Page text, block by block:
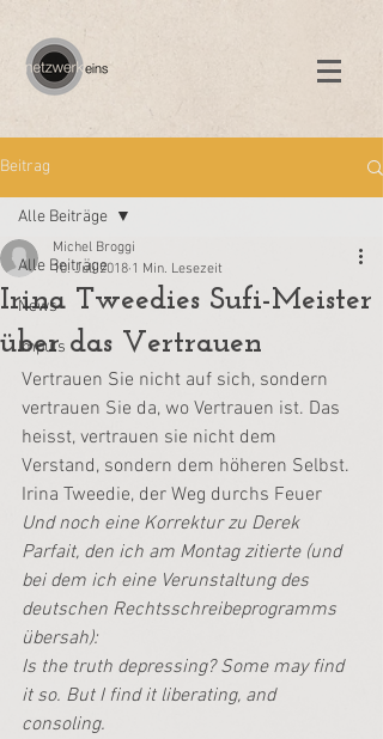
Beitrag
Alle Beiträge
News
Impuls
Alle Beiträge
Irina Tweedies Sufi-Meister
über das Vertrauen
Michel Broggi
10. Juli 2018 1 Min. Lesezeit
Vertrauen Sie nicht auf sich, sondern
vertrauen Sie da, wo Vertrauen ist. Das
heisst, vertrauen sie nicht dem
Verstand, sondern dem höheren Selbst.
Irina Tweedie, der Weg durchs Feuer
Und noch eine Korrektur zu Derek
Parfait, den ich am Montag zitierte (und
bei dem ich eine Verunstaltung des
deutschen Rechtsschreibeprogramms
übersah):
Is the truth depressing? Some may find
it so. But I find it liberating, and
consoling.